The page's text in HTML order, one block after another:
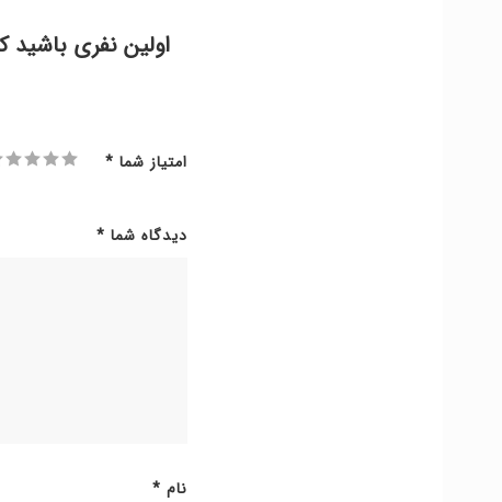
اولین نفری باشید
امتیاز شما *
دیدگاه شما *
نام *